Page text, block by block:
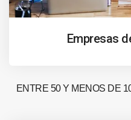
Empresas
ENTRE 50 Y MENOS DE